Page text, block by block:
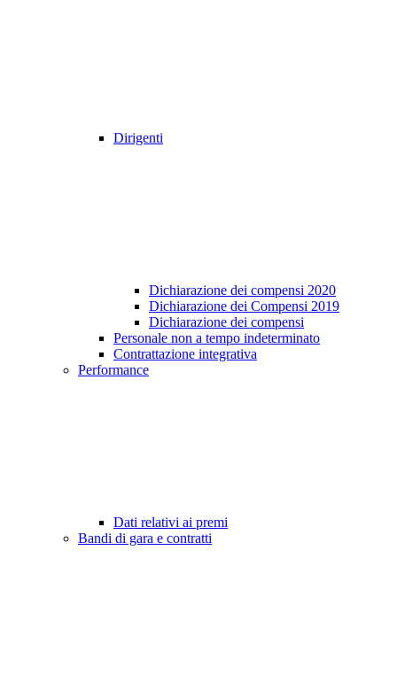
Dirigenti
Dichiarazione dei compensi 2020
Dichiarazione dei Compensi 2019
Dichiarazione dei compensi
Personale non a tempo indeterminato
Contrattazione integrativa
Performance
Dati relativi ai premi
Bandi di gara e contratti